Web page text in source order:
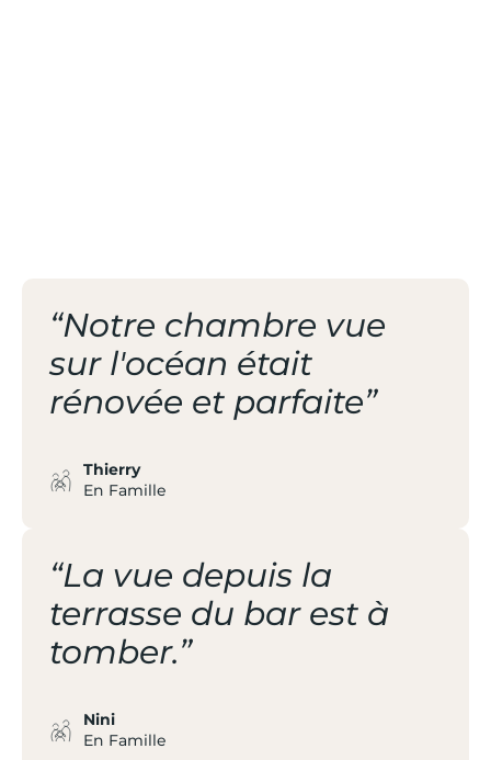
“Notre chambre vue
sur l'océan était
rénovée et parfaite”
Thierry
En Famille
“La vue depuis la
terrasse du bar est à
tomber.”
Nini
En Famille